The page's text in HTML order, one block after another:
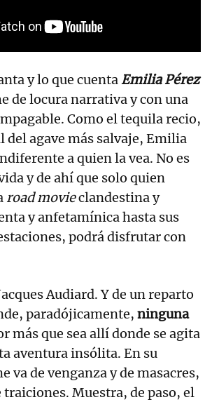
y lo que cuentaEmilia Pérez
de locura narrativa y con una
Como el tequila recio,
del agave más salvaje, Emilia
a quien la vea. No es
y de ahí que solo quien
road movieclandestina y
y anfetamínica hasta sus
podrá disfrutar con
Audiard. Y de un reparto
paradójicamente, ninguna
más que sea allí donde se agita
aventura insólita. En su
va de venganza y de masacres,
traiciones. Muestra, de paso, el